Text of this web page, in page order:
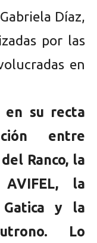
Díaz,
por las
en
en su recta
entre
Ranco, la
la
Gatica y la
Lo